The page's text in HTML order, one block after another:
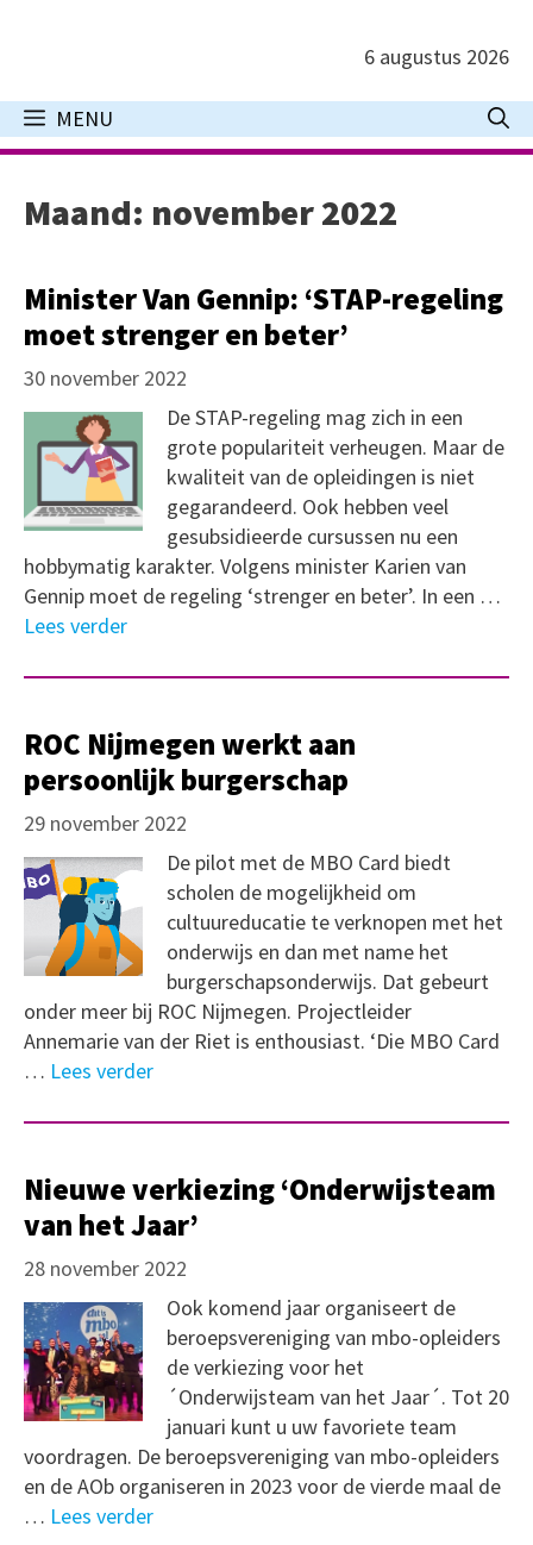
inhoud
6 augustus 2026
MENU
Maand: november 2022
Minister Van Gennip: ‘STAP-regeling
moet strenger en beter’
30 november 2022
De STAP-regeling mag zich in een
grote populariteit verheugen. Maar de
kwaliteit van de opleidingen is niet
gegarandeerd. Ook hebben veel
gesubsidieerde cursussen nu een
hobbymatig karakter. Volgens minister Karien van
Gennip moet de regeling ‘strenger en beter’. In een …
Lees verder
ROC Nijmegen werkt aan
persoonlijk burgerschap
29 november 2022
De pilot met de MBO Card biedt
scholen de mogelijkheid om
cultuureducatie te verknopen met het
onderwijs en dan met name het
burgerschapsonderwijs. Dat gebeurt
onder meer bij ROC Nijmegen. Projectleider
Annemarie van der Riet is enthousiast. ‘Die MBO Card
… Lees verder
Nieuwe verkiezing ‘Onderwijsteam
van het Jaar’
28 november 2022
Ook komend jaar organiseert de
beroepsvereniging van mbo-opleiders
de verkiezing voor het
´Onderwijsteam van het Jaar´. Tot 20
januari kunt u uw favoriete team
voordragen. De beroepsvereniging van mbo-opleiders
en de AOb organiseren in 2023 voor de vierde maal de
… Lees verder